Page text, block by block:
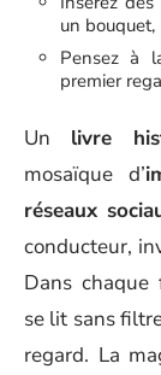
un
Pensez à
premier
Un livre
mosaïque d’
réseaux
conducteur,
Dans chaque
se lit sans
regard. La